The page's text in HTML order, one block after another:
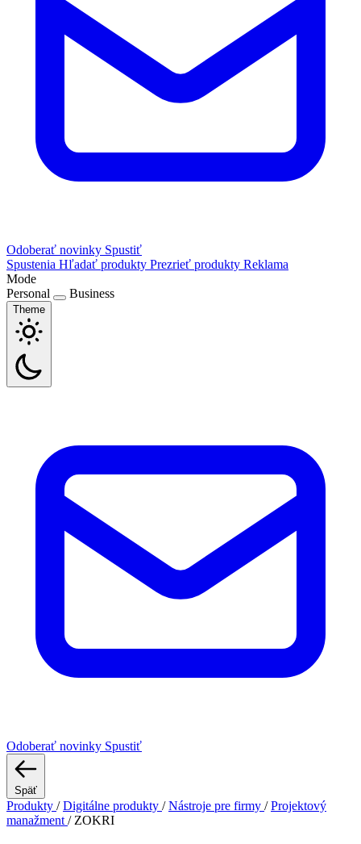
Odoberať novinky Spustiť
Spustenia Hľadať produkty Prezrieť produkty Reklama
Mode
Personal
Business
Theme
Odoberať novinky Spustiť
Späť
Produkty / Digitálne produkty / Nástroje pre firmy / Projektový
manažment / ZOKRI